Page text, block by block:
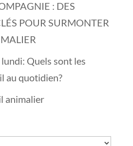
: DES
POUR SURMONTER
Quels sont les
au quotidien?
animalier